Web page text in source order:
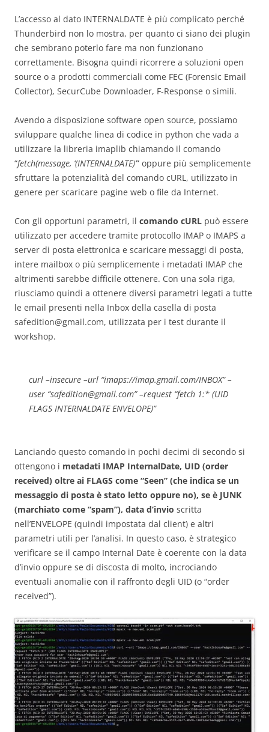
L’accesso al dato INTERNALDATE è più complicato perché
Thunderbird non lo mostra, per quanto ci siano dei plugin
che sembrano poterlo fare ma non funzionano
correttamente. Bisogna quindi ricorrere a soluzioni open
source o a prodotti commerciali come FEC (Forensic Email
Collector), SecurCube Downloader, F-Response o simili.
Avendo a disposizione software open source, possiamo
sviluppare qualche linea di codice in python che vada a
utilizzare la libreria imaplib chiamando il comando
“fetch(message, ‘(INTERNALDATE)’” oppure più semplicemente
sfruttare la potenzialità del comando cURL, utilizzato in
genere per scaricare pagine web o file da Internet.
Con gli opportuni parametri, il comando cURL può essere
utilizzato per accedere tramite protocollo IMAP o IMAPS a
server di posta elettronica e scaricare messaggi di posta,
intere mailbox o più semplicemente i metadati IMAP che
altrimenti sarebbe difficile ottenere. Con una sola riga,
riusciamo quindi a ottenere diversi parametri legati a tutte
le email presenti nella Inbox della casella di posta
safedition@gmail.com, utilizzata per i test durante il
workshop.
curl –insecure –url “imaps://imap.gmail.com/INBOX” –
user “safedition@gmail.com” –request “fetch 1:* (UID
FLAGS INTERNALDATE ENVELOPE)”
Lanciando questo comando in pochi decimi di secondo si
ottengono i metadati IMAP InternalDate, UID (order
received) oltre ai FLAGS come “Seen” (che indica se un
messaggio di posta è stato letto oppure no), se è JUNK
(marchiato come “spam”), data d’invio scritta
nell’ENVELOPE (quindi impostata dal client) e altri
parametri utili per l’analisi. In questo caso, è strategico
verificare se il campo Internal Date è coerente con la data
d’invio oppure se di discosta di molto, incrociando
eventuali anomalie con il raffronto degli UID (o “order
received”).